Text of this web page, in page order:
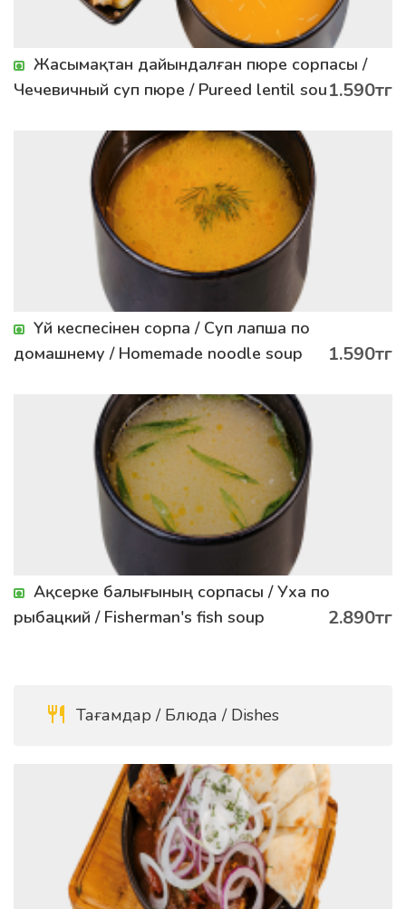
Жасымақтан дайындалған пюре сорпасы /
Чечевичный суп пюре / Pureed lentil soup1.590тг
Үй кеспесінен сорпа / Суп лапша по
домашнему / Homemade noodle soup
1.590тг
Ақсерке балығының сорпасы / Уха по
рыбацкий / Fisherman's fish soup
2.890тг
Тағамдар / Блюда / Dishes